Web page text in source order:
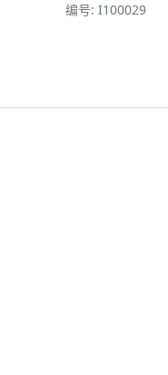
编号: I100029